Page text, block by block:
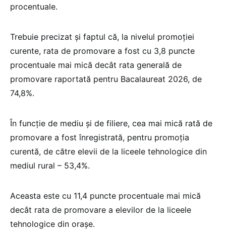
procentuale.
Trebuie precizat și faptul că, la nivelul promoției
curente, rata de promovare a fost cu 3,8 puncte
procentuale mai mică decât rata generală de
promovare raportată pentru Bacalaureat 2026, de
74,8%.
În funcție de mediu și de filiere, cea mai mică rată de
promovare a fost înregistrată, pentru promoția
curentă, de către elevii de la liceele tehnologice din
mediul rural – 53,4%.
Aceasta este cu 11,4 puncte procentuale mai mică
decât rata de promovare a elevilor de la liceele
tehnologice din orașe.